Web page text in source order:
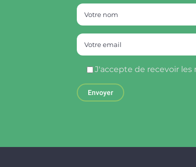
J'accepte de recevoir